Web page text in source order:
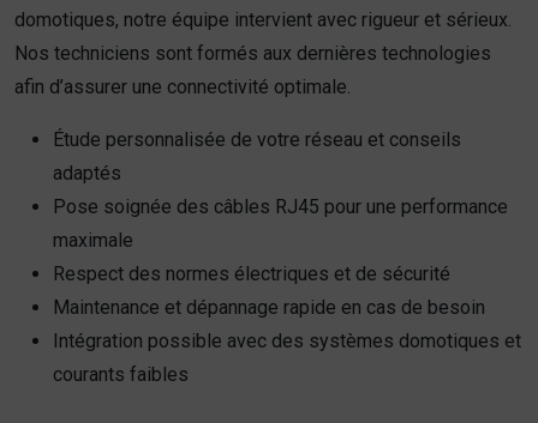
domotiques, notre équipe intervient avec rigueur et sérieux.
Nos techniciens sont formés aux dernières technologies
afin d’assurer une connectivité optimale.
Étude personnalisée de votre réseau et conseils
adaptés
Pose soignée des câbles RJ45 pour une performance
maximale
Respect des normes électriques et de sécurité
Maintenance et dépannage rapide en cas de besoin
Intégration possible avec des systèmes domotiques et
courants faibles